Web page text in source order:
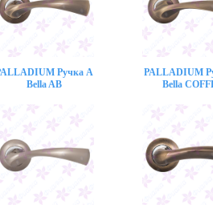
Ручка A
Bella AB
PALLADIUM
Bella